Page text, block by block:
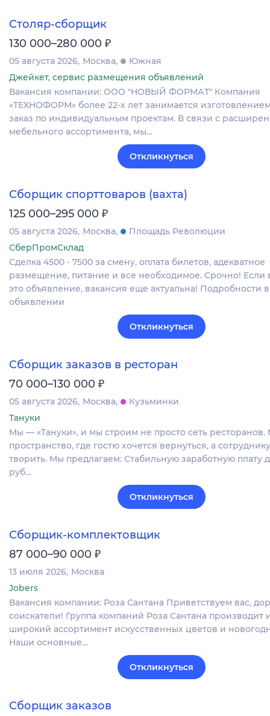
Столяр-сборщик
130 000–280 000 ₽
05 августа 2026 Москва
Южная
Джейкет, сервис размещения объявлений
Вакансия компании: ООО "НОВЫЙ ФОРМАТ" Компания
«ТЕХНОФОРМ» более 22-х лет занимается
заказ по индивидуальным проектам. В связи с
мебельного ассортимента, мы…
Откликнуться
Сборщик спорттоваров (вахта)
125 000–295 000 ₽
05 августа 2026 Москва
Площадь Революции
СберПромСклад
Сделка 4500 - 7500 за смену, оплата билетов, адекватное
размещение, питание и все необходимое. Срочно! Если
это объявление, вакансия еще актуальна! Подробности в
объявлении
Откликнуться
Сборщик заказов в ресторан
70 000–130 000 ₽
05 августа 2026 Москва
Кузьминки
Тануки
Мы — «Тануки», и мы строим не просто сеть
пространство, где гостю хочется вернуться, а
творить. Мы предлагаем: Стабильную заработную плату
руб…
Откликнуться
Сборщик-комплектовщик
87 000–90 000 ₽
13 июля 2026 Москва
Jobers
Вакансия компании: Роза Сантана Приветствуем вас,
соискатели! Группа компаний Роза Сантана производит
широкий ассортимент искусственных цветов и
Наши основные…
Откликнуться
Сборщик заказов